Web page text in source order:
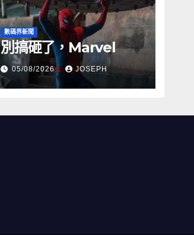
數碼界新聞
別搞砸了，Marvel
05/08/2026 JOSEPH